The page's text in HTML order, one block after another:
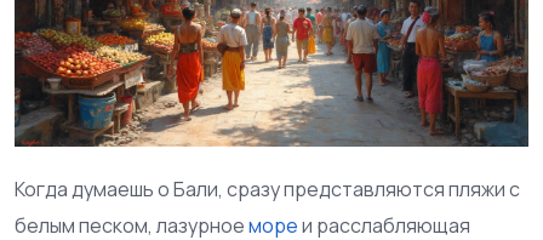
Когда думаешь о Бали, сразу представляются пляжи с
белым песком, лазурноемореи расслабляющая